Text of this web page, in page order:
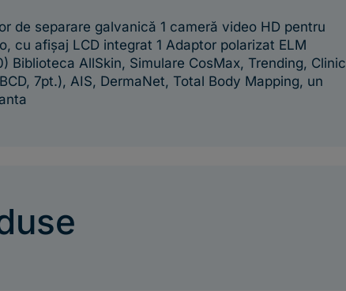
de separare galvanică 1 cameră video HD pentru
cu afișaj LCD integrat 1 Adaptor polarizat ELM
Biblioteca AllSkin, Simulare CosMax, Trending, Clinic
7pt.), AIS, DermaNet, Total Body Mapping, un